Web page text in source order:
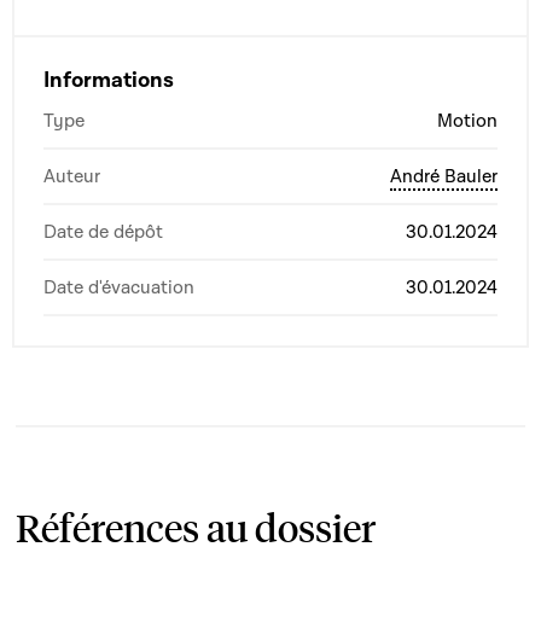
Informations
Type Motion
Auteur André Bauler
Date de dépôt 30.01.2024
Date d'évacuation 30.01.2024
Références au dossier